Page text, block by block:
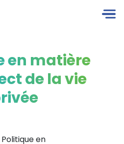
en matière
de la vie
en